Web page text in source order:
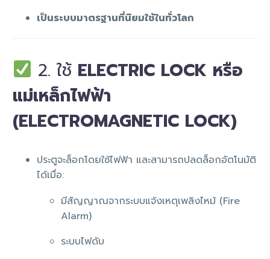
เป็นระบบมาตรฐานที่นิยมใช้ในทั่วโลก
2. ใช้ ELECTRIC LOCK หรือ
แม่เหล็กไฟฟ้า
(ELECTROMAGNETIC LOCK)
ประตูจะล็อกโดยใช้ไฟฟ้า และสามารถปลดล็อกอัตโนมัติ
ได้เมื่อ:
มีสัญญาณจากระบบแจ้งเหตุเพลิงไหม้ (Fire
Alarm)
ระบบไฟดับ